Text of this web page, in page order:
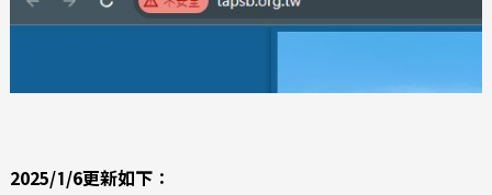
2025/1/6更新如下：